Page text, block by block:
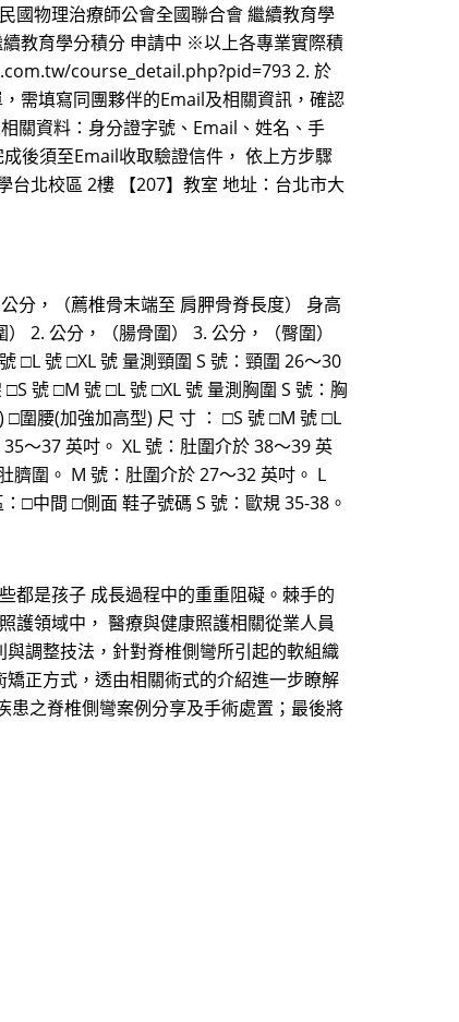
國物理治療師公會全國聯合會 繼續教育學
教育學分積分 申請中 ※以上各專業實際積
course_detail.php?pid=793 2. 於
需填寫同團夥伴的Email及相關資訊，確認
關資料：身分證字號、Email、姓名、手
後須至Email收取驗證信件， 依上方步驟
台北校區 2樓 【207】教室 地址：台北市大
分，（薦椎骨末端至 肩胛骨脊長度） 身高
2. 公分，（腸骨圍） 3. 公分，（臀圍）
□L 號 □XL 號 量測頸圍 S 號：頸圍 26～30
□S 號 □M 號 □L 號 □XL 號 量測胸圍 S 號：胸
圍腰(加強加高型) 尺 寸 ： □S 號 □M 號 □L
～37 英吋。 XL 號：肚圍介於 38～39 英
臍圍。 M 號：肚圍介於 27～32 英吋。 L
□中間 □側面 鞋子號碼 S 號：歐規 35-38。
都是孩子 成長過程中的重重阻礙。棘手的
護領域中， 醫療與健康照護相關從業人員
調整技法，針對脊椎側彎所引起的軟組織
正方式，透由相關術式的介紹進一步瞭解
患之脊椎側彎案例分享及手術處置；最後將